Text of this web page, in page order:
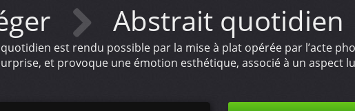
Abstrait quotidien
est rendu possible par la mise à plat opérée par l’acte
et provoque une émotion esthétique, associé à un aspect